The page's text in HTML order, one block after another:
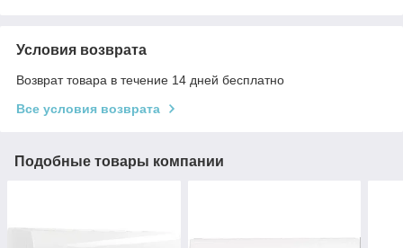
Условия возврата
Возврат товара в течение 14 дней бесплатно
Все условия возврата
Подобные товары компании